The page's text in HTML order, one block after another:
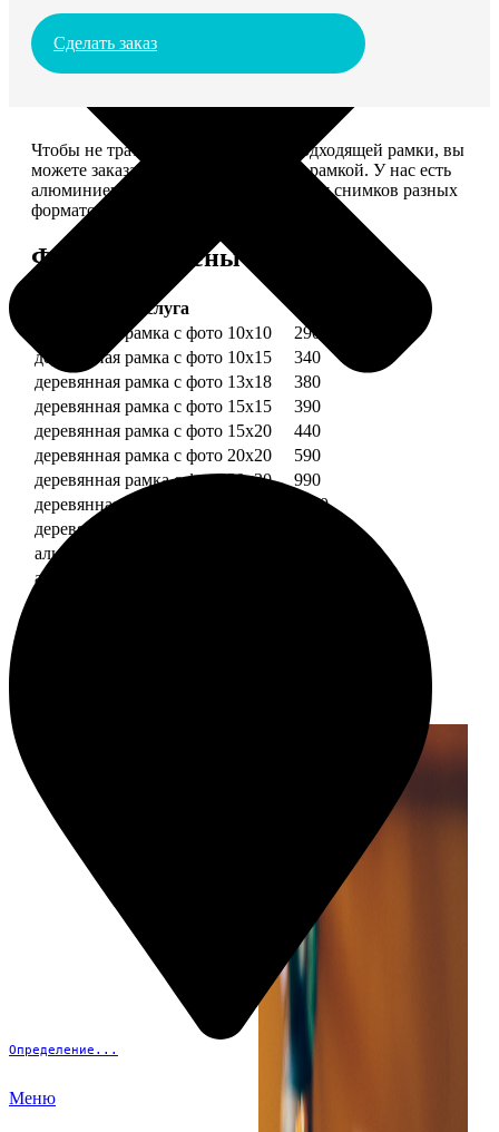
Определение...
Меню
Сделать заказ
Чтобы не тратить время на поиск подходящей рамки, вы
можете заказать печать фото сразу с рамкой. У нас есть
алюминиевые и деревянные рамки для снимков разных
форматов.
Форматы и цены
Услуга
деревянная рамка с фото 10х10
290
деревянная рамка с фото 10х15
340
деревянная рамка с фото 13х18
380
деревянная рамка с фото 15х15
390
деревянная рамка с фото 15х20
440
деревянная рамка с фото 20х20
590
деревянная рамка с фото 20х30
990
деревянная рамка с фото 30х30
1190
деревянная рамка с фото 30х40
алюминиевая рамка с фото 10х15
алюминиевая рамка с фото 20х30